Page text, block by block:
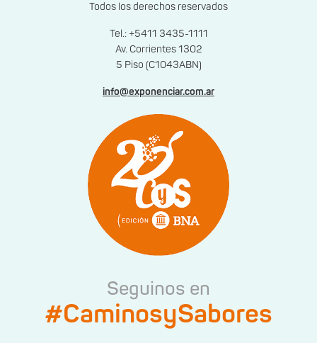
Todos los derechos reservados
Tel.: +5411 3435-1111
Av. Corrientes 1302
5 Piso (C1043ABN)
info@exponenciar.com.ar
Seguinos en
#CaminosySabores